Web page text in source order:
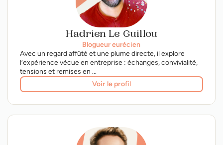
Hadrien Le Guillou
Blogueur eurécien
Avec un regard affûté et une plume directe, il explore
l’expérience vécue en entreprise : échanges, convivialité,
tensions et remises en ...
Voir le profil